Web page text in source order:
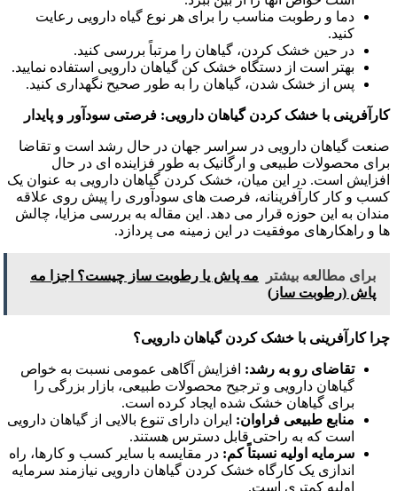
دما و رطوبت مناسب را برای هر نوع گیاه دارویی رعایت
کنید.
در حین خشک کردن، گیاهان را مرتباً بررسی کنید.
بهتر است از دستگاه خشک کن گیاهان دارویی استفاده نمایید.
پس از خشک شدن، گیاهان را به طور صحیح نگهداری کنید.
کارآفرینی با خشک کردن گیاهان دارویی: فرصتی سودآور و پایدار
صنعت گیاهان دارویی در سراسر جهان در حال رشد است و تقاضا
برای محصولات طبیعی و ارگانیک به طور فزاینده ای در حال
افزایش است. در این میان، خشک کردن گیاهان دارویی به عنوان یک
کسب و کار کارآفرینانه، فرصت های سودآوری را پیش روی علاقه
مندان به این حوزه قرار می دهد. این مقاله به بررسی مزایا، چالش
ها و راهکارهای موفقیت در این زمینه می پردازد.
برای مطالعه بیشتر
مه پاش یا رطوبت ساز چیست؟ اجزا مه
پاش (رطوبت ساز)
چرا کارآفرینی با خشک کردن گیاهان دارویی؟
تقاضای رو به رشد: افزایش آگاهی عمومی نسبت به خواص
گیاهان دارویی و ترجیح محصولات طبیعی، بازار بزرگی را
برای گیاهان خشک شده ایجاد کرده است.
منابع طبیعی فراوان: ایران دارای تنوع بالایی از گیاهان دارویی
است که به راحتی قابل دسترس هستند.
سرمایه اولیه نسبتاً کم: در مقایسه با سایر کسب و کارها، راه
اندازی یک کارگاه خشک کردن گیاهان دارویی نیازمند سرمایه
اولیه کمتری است.